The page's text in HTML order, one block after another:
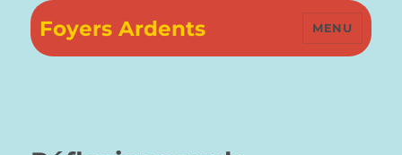
Foyers Ardents MENU